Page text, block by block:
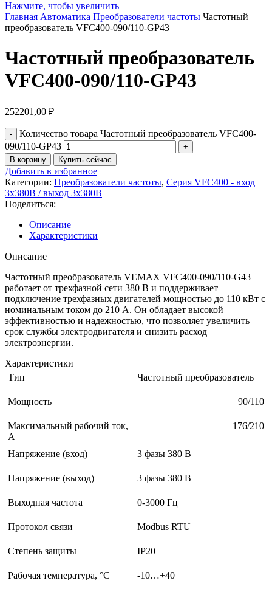
Нажмите, чтобы увеличить
Главная Автоматика Преобразователи частоты Частотный
преобразователь VFC400-090/110-GP43
Частотный преобразователь
VFC400-090/110-GP43
252201,00 ₽
Количество товара Частотный преобразователь VFC400-
090/110-GP43
В корзину Купить сейчас
Добавить в избранное
Категории: Преобразователи частоты, Серия VFC400 - вход
3х380В / выход 3х380В
Поделиться:
Описание
Характеристики
Описание
Частотный преобразователь VEMAX VFC400-090/110-G43
работает от трехфазной сети 380 В и поддерживает
подключение трехфазных двигателей мощностью до 110 кВт с
номинальным током до 210 А. Он обладает высокой
эффективностью и надежностью, что позволяет увеличить
срок службы электродвигателя и снизить расход
электроэнергии.
Характеристики
Тип
Частотный преобразователь
Мощность 90/110
Максимальный рабочий ток,
А
176/210
Напряжение (вход) 3 фазы 380 В
Напряжение (выход) 3 фазы 380 В
Выходная частота 0-3000 Гц
Протокол связи Modbus RTU
Степень защиты IP20
Рабочая температура, °С -10…+40